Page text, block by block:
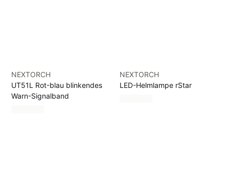
NEXTORCH
UT51L Rot-blau blinkendes
Warn-Signalband
NEXTORCH
LED-Helmlampe rStar